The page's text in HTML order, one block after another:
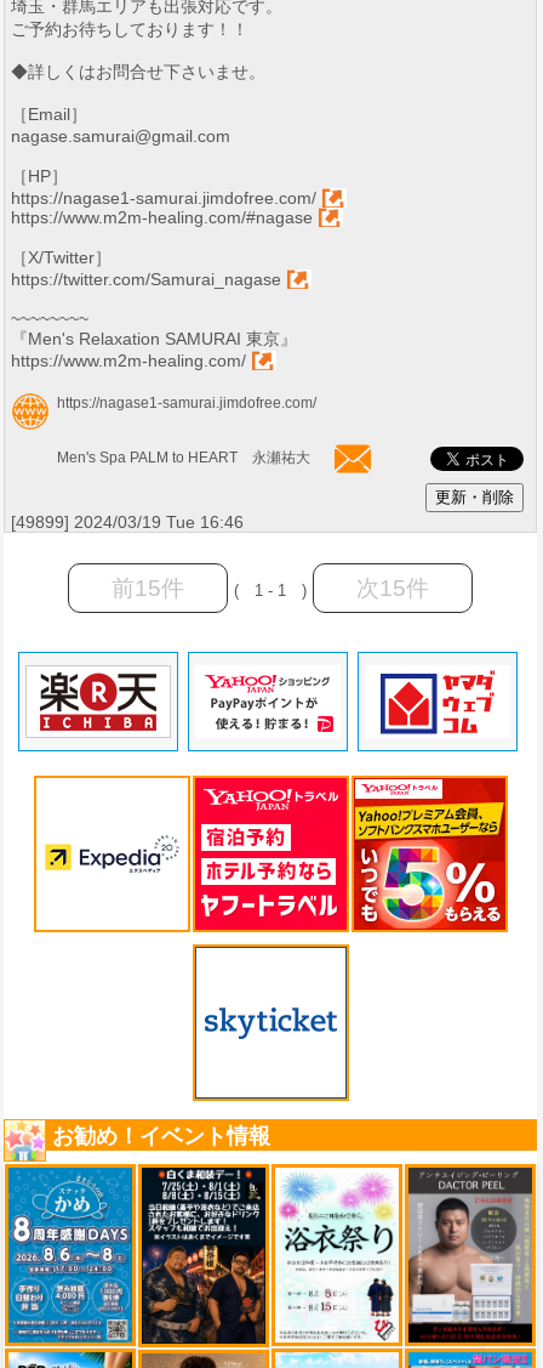
埼玉・群馬エリアも出張対応です。
ご予約お待ちしております！！
◆詳しくはお問合せ下さいませ。
［Email］
nagase.samurai@gmail.com
［HP］
https://nagase1-samurai.jimdofree.com/
https://www.m2m-healing.com/#nagase
［X/Twitter］
https://twitter.com/Samurai_nagase
~~~~~~~~
『Men's Relaxation SAMURAI 東京』
https://www.m2m-healing.com/
https://nagase1-samurai.jimdofree.com/
Men's Spa PALM to HEART 永瀬祐大
[49899] 2024/03/19 Tue 16:46
前15件 ( 1 - 1 ) 次15件
お勧め！イベント情報